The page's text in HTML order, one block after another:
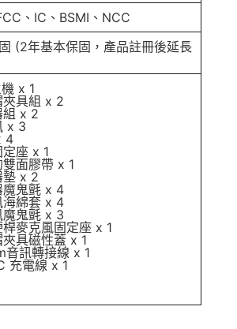
、IC、BSMI、NCC
(2年基本保固，產品註冊後延長
x 1
夾具組 x 2
組 x 2
x 3
4
定座 x 1
雙面膠帶 x 1
墊 x 2
魔鬼氈 x 4
海綿套 x 4
魔鬼氈 x 3
桿麥克風固定座 x 1
夾具磁性蓋 x 1
音訊轉接線 x 1
充電線 x 1